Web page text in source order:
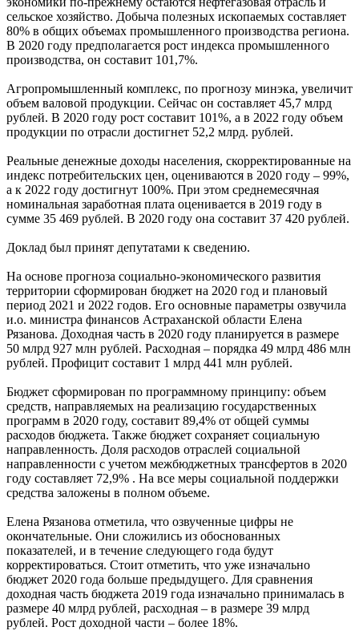
сельское хозяйство. Добыча полезных ископаемых составляет
80% в общих объемах промышленного производства региона.
В 2020 году предполагается рост индекса промышленного
производства, он составит 101,7%.
Агропромышленный комплекс, по прогнозу минэка, увеличит
объем валовой продукции. Сейчас он составляет 45,7 млрд
рублей. В 2020 году рост составит 101%, а в 2022 году объем
продукции по отрасли достигнет 52,2 млрд. рублей.
Реальные денежные доходы населения, скорректированные на
индекс потребительских цен, оцениваются в 2020 году – 99%,
а к 2022 году достигнут 100%. При этом среднемесячная
номинальная заработная плата оценивается в 2019 году в
сумме 35 469 рублей. В 2020 году она составит 37 420 рублей.
Доклад был принят депутатами к сведению.
На основе прогноза социально-экономического развития
территории сформирован бюджет на 2020 год и плановый
период 2021 и 2022 годов. Его основные параметры озвучила
и.о. министра финансов Астраханской области Елена
Рязанова. Доходная часть в 2020 году планируется в размере
50 млрд 927 млн рублей. Расходная – порядка 49 млрд 486 млн
рублей. Профицит составит 1 млрд 441 млн рублей.
Бюджет сформирован по программному принципу: объем
средств, направляемых на реализацию государственных
программ в 2020 году, составит 89,4% от общей суммы
расходов бюджета. Также бюджет сохраняет социальную
направленность. Доля расходов отраслей социальной
направленности с учетом межбюджетных трансфертов в 2020
году составляет 72,9% . На все меры социальной поддержки
средства заложены в полном объеме.
Елена Рязанова отметила, что озвученные цифры не
окончательные. Они сложились из обоснованных
показателей, и в течение следующего года будут
корректироваться. Стоит отметить, что уже изначально
бюджет 2020 года больше предыдущего. Для сравнения
доходная часть бюджета 2019 года изначально принималась в
размере 40 млрд рублей, расходная – в размере 39 млрд
рублей. Рост доходной части – более 18%.